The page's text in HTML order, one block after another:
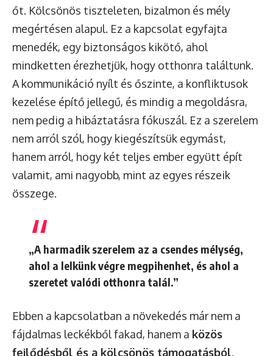
őt. Kölcsönös tiszteleten, bizalmon és mély
megértésen alapul. Ez a kapcsolat egyfajta
menedék, egy biztonságos kikötő, ahol
mindketten érezhetjük, hogy otthonra találtunk.
A kommunikáció nyílt és őszinte, a konfliktusok
kezelése építő jellegű, és mindig a megoldásra,
nem pedig a hibáztatásra fókuszál. Ez a szerelem
nem arról szól, hogy kiegészítsük egymást,
hanem arról, hogy két teljes ember együtt épít
valamit, ami nagyobb, mint az egyes részeik
összege.
„A harmadik szerelem az a csendes mélység,
ahol a lelkünk végre megpihenhet, és ahol a
szeretet valódi otthonra talál.”
Ebben a kapcsolatban a növekedés már nem a
fájdalmas leckékből fakad, hanem a közös
fejlődésből és a kölcsönös támogatásból.